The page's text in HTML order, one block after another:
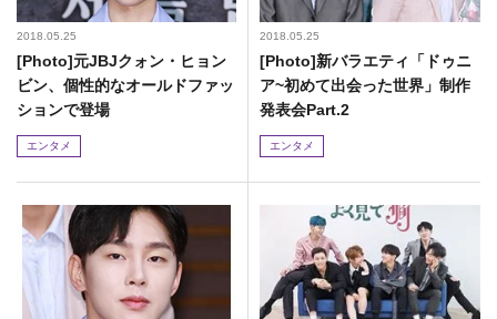
2018.05.25
[Photo]元JBJクォン・ヒョン
ビン、個性的なオールドファッ
ションで登場
エンタメ
2018.05.25
[Photo]新バラエティ「ドゥニ
ア~初めて出会った世界」制作
発表会Part.2
エンタメ